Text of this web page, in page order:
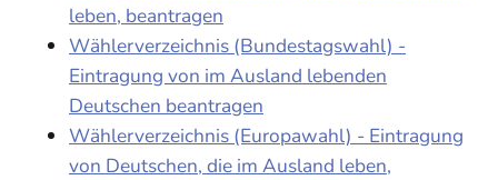
leben, beantragen
Wählerverzeichnis (Bundestagswahl) -
Eintragung von im Ausland lebenden
Deutschen beantragen
Wählerverzeichnis (Europawahl) - Eintragung
von Deutschen, die im Ausland leben,